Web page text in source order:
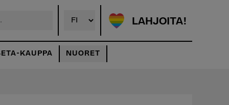
LAHJOITA!
KAUPPA NUORET